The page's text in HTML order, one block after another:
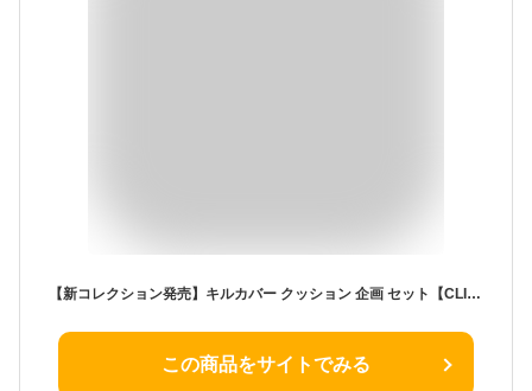
【新コレクション発売】キルカバー クッション 企画 セット【CLIO（クリオ）公式】メイク クッションファンデ ファンデ ベース カバー力 毛穴カバー メッシュ グロウ 韓国ヘリテージ コレクション 韓国 コスメ
この商品をサイトでみる